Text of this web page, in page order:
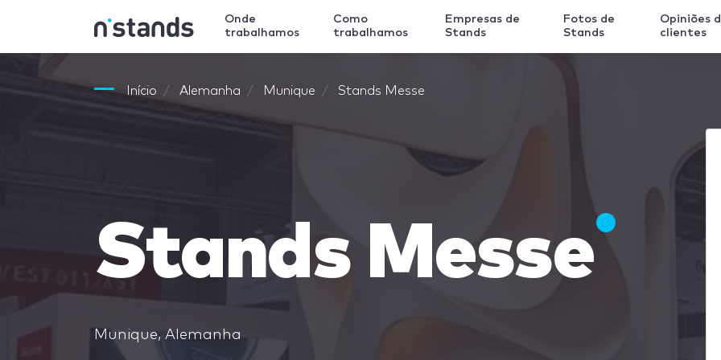
Onde
trabalhamos
Como
trabalhamos
Empresas de
Stands
Fotos de
Stands
Opiniões
clientes
Início Alemanha Munique Stands Messe
Stands Messe
Munique, Alemanha